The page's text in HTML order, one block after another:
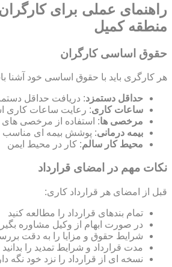
راهنمای عملی برای
منطقه کمیل
حقوق اساسی کارگران
هر کارگری باید با حقوق اساسی خود آشنا
حداقل دستمزد: دریافت حداقل
ساعات کاری: رعایت ساعات کاری
مرخصی ها: استفاده از مرخصی های
بیمه درمانی: پوشش بیمه ای مناسب
محیط کار سالم: کار در محیط ایمن
نکات مهم در امضای قرارداد
قبل از امضای هر قرارداد کاری:
تمام بندهای قرارداد را مطالعه کنید
در صورت ابهام از وکیل مشاوره
شرایط حقوق و مزایا را به دقت
مدت قرارداد و شرایط تمدید را بدانید
نسخه ای از قرارداد را نزد خود نگه